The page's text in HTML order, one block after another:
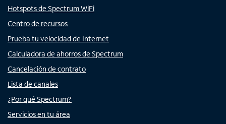
Hotspots de Spectrum WiFi
Centro de recursos
Prueba tu velocidad de Internet
Calculadora de ahorros de Spectrum
Cancelación de contrato
Lista de canales
¿Por qué Spectrum?
Servicios en tu área